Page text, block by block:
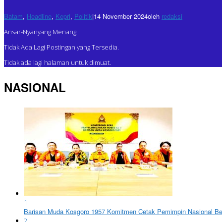
Batam, Headline, Kepri, Politik|14 November 2024oleh redaksi
Ansar-Nyanyang Menang
Tidak Ada Lagi Postingan yang Tersedia.
Tidak ada lagi halaman untuk dimuat.
NASIONAL
1
Barisan Muda Kosgoro 1957 Komitmen Cetak Pemimpin Nasional